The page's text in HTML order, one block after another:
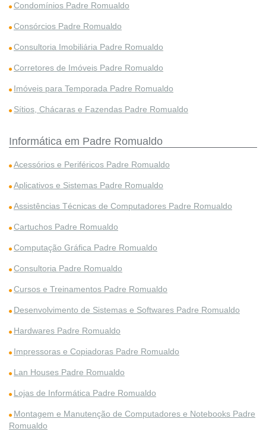
Condomínios Padre Romualdo
Consórcios Padre Romualdo
Consultoria Imobiliária Padre Romualdo
Corretores de Imóveis Padre Romualdo
Imóveis para Temporada Padre Romualdo
Sítios, Chácaras e Fazendas Padre Romualdo
Informática em Padre Romualdo
Acessórios e Periféricos Padre Romualdo
Aplicativos e Sistemas Padre Romualdo
Assistências Técnicas de Computadores Padre Romualdo
Cartuchos Padre Romualdo
Computação Gráfica Padre Romualdo
Consultoria Padre Romualdo
Cursos e Treinamentos Padre Romualdo
Desenvolvimento de Sistemas e Softwares Padre Romualdo
Hardwares Padre Romualdo
Impressoras e Copiadoras Padre Romualdo
Lan Houses Padre Romualdo
Lojas de Informática Padre Romualdo
Montagem e Manutenção de Computadores e Notebooks Padre
Romualdo